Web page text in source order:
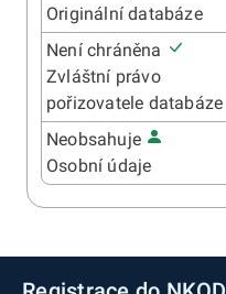
Originální databáze
Není chráněna
Zvláštní právo
pořizovatele databáze
Neobsahuje
Osobní údaje